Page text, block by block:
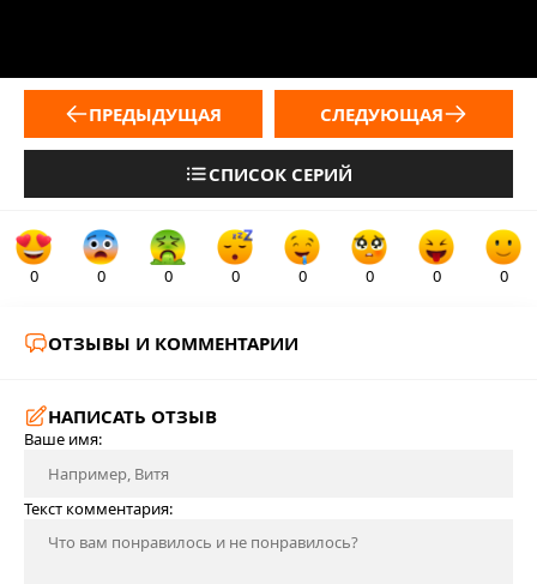
ПРЕДЫДУЩАЯ
СПИСОК СЕРИЙ
СЛЕДУЮЩАЯ
0 0 0 0 0 0 0 0
ОТЗЫВЫ И КОММЕНТАРИИ
НАПИСАТЬ ОТЗЫВ
Ваше имя:
Текст комментария: